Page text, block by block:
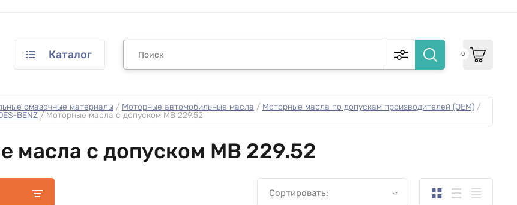
Каталог 0
смазочные материалы / Моторные автомобильные масла / Моторные масла по допускам производителей (OEM)
BENZ / Моторные масла с допуском MB 229.52
масла с допуском MB 229.52
Сортировать: